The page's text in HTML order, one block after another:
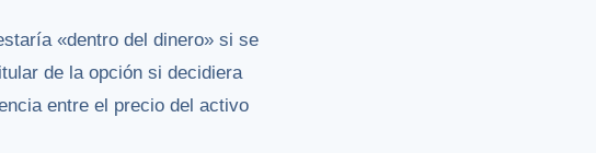
«dentro del dinero» si se
de la opción si decidiera
entre el precio del activo